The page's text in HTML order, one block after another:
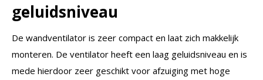
geluidsniveau
De wandventilator is zeer compact en laat zich makkelijk
monteren. De ventilator heeft een laag geluidsniveau en is
mede hierdoor zeer geschikt voor afzuiging met hoge